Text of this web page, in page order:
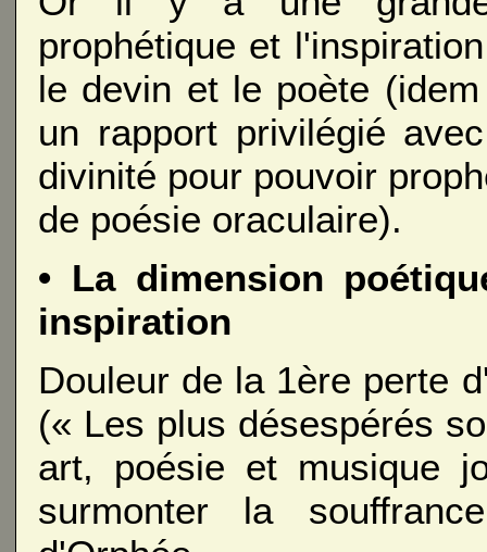
prophétique et
le devin et le poète
un rapport privilégié
divinité pour pouvoir
de poésie oraculaire).
• La dimension
inspiration
Douleur de la 1ère perte
(« Les plus désespérés
art, poésie et musique
surmonter la